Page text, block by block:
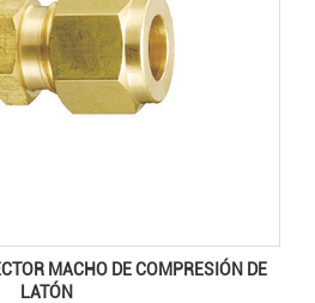
MACHO DE COMPRESIÓN DE
LATÓN